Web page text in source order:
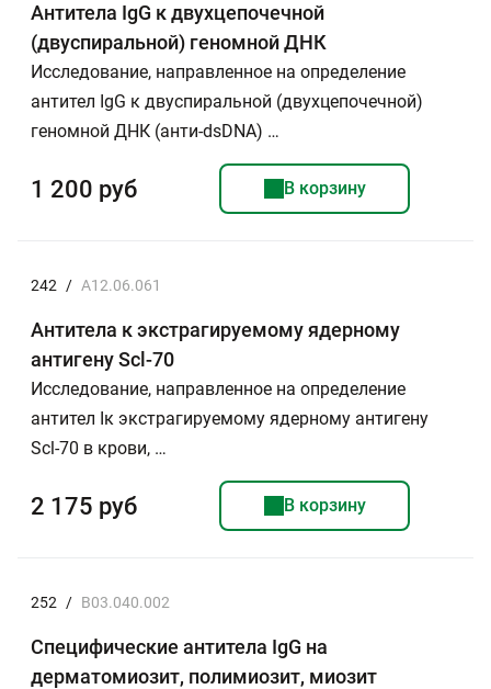
Антитела IgG к двухцепочечной
(двуспиральной) геномной ДНК
Исследование, направленное на определение
антител IgG к двуспиральной (двухцепочечной)
геномной ДНК (анти-dsDNA) …
1 200 руб В корзину
242 / A12.06.061
Антитела к экстрагируемому ядерному
антигену Scl-70
Исследование, направленное на определение
антител Iк экстрагируемому ядерному антигену
Scl-70 в крови, …
2 175 руб В корзину
252 / B03.040.002
Специфические антитела IgG на
дерматомиозит, полимиозит, миозит